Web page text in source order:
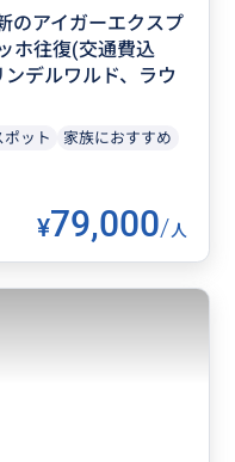
のアイガーエクスプ
ホ往復(交通費込
デルワルド、ラウ
ポット 家族におすすめ
¥79,000/人